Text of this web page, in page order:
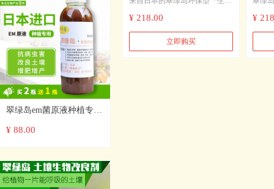
翠绿岛em菌原液种植专用
堆肥发酵生物菌肥改变土
¥ 88.00
生物彻底降解油脂污无腐蚀
伤害去除异味
除油地沟净（1合1·标）』，除
消除地沟卫生间管道发出的恶臭
味，并保持相当长的一段时间。
¥ 218.00
立即购买
地沟
磷
净 除
分解
¥